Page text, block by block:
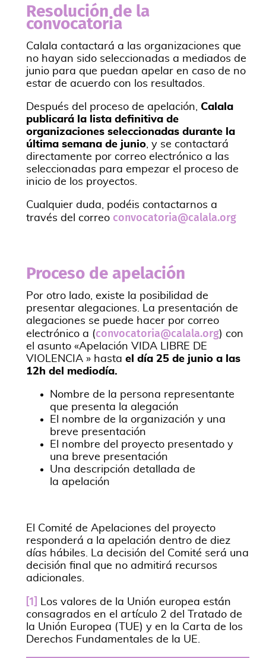
Resolución de la
convocatoria
Calala contactará a las organizaciones que
no hayan sido seleccionadas a mediados de
junio para que puedan apelar en caso de no
estar de acuerdo con los resultados.
Después del proceso de apelación, Calala
publicará la lista definitiva de
organizaciones seleccionadas durante la
última semana de junio, y se contactará
directamente por correo electrónico a las
seleccionadas para empezar el proceso de
inicio de los proyectos.
Cualquier duda, podéis contactarnos a
través del correo convocatoria@calala.org
Proceso de apelación
Por otro lado, existe la posibilidad de
presentar alegaciones. La presentación de
alegaciones se puede hacer por correo
electrónico a (convocatoria@calala.org) con
el asunto «Apelación VIDA LIBRE DE
VIOLENCIA » hasta el día 25 de junio a las
12h del mediodía.
Nombre de la persona representante
que presenta la alegación
El nombre de la organización y una
breve presentación
El nombre del proyecto presentado y
una breve presentación
Una descripción detallada de
la apelación
El Comité de Apelaciones del proyecto
responderá a la apelación dentro de diez
días hábiles. La decisión del Comité será una
decisión final que no admitirá recursos
adicionales.
[1]
Los valores de la Unión europea están
consagrados en el artículo 2 del Tratado de
la Unión Europea (TUE) y en la Carta de los
Derechos Fundamentales de la UE.